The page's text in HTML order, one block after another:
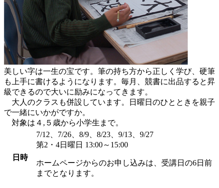
美しい字は一生の宝です。筆の持ち方から正しく学び、硬筆
も上手に書けるようになります。毎月、競書に出品すると昇
級できるので大いに励みになってきます。
大人のクラスも併設しています。日曜日のひとときを親子
で一緒にいかがですか。
対象は４,５歳から小学生まで。
日時
7/12、7/26、8/9、8/23、9/13、9/27
第2・4日曜日 13:00～15:00
ホームページからのお申し込みは、受講日の6日前
までとなります。